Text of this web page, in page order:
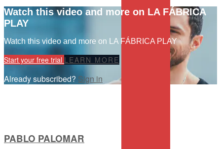
Watch this video and more on LA FÁBRICA
PLAY
Watch this video and more on LA FÁBRICA PLAY
Start your free trial LEARN MORE
Already subscribed? Sign in
PABLO PALOMAR